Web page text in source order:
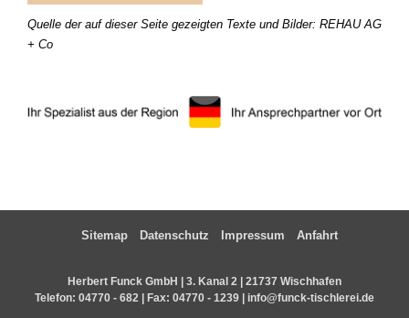
Quelle der auf dieser Seite gezeigten Texte und Bilder: REHAU AG
+ Co
Sitemap Datenschutz Impressum Anfahrt
Herbert Funck GmbH | 3. Kanal 2 | 21737 Wischhafen
Telefon: 04770 - 682 | Fax: 04770 - 1239 | info@funck-tischlerei.de